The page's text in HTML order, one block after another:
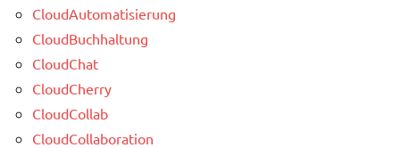
CloudAutomatisierung
CloudBuchhaltung
CloudChat
CloudCherry
CloudCollab
CloudCollaboration